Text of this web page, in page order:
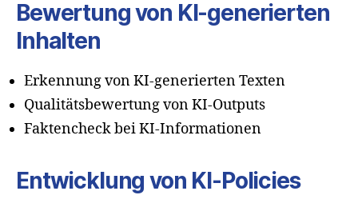
Bewertung von KI-generierten
Inhalten
Erkennung von KI-generierten Texten
Qualitätsbewertung von KI-Outputs
Faktencheck bei KI-Informationen
Entwicklung von KI-Policies